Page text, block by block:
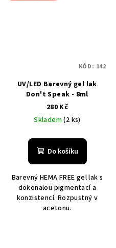
UV/LED Barevný gel lak
Don't Speak - 8ml
280 Kč
Skladem(2 ks)
Do košíku
Barevný HEMA FREE gel lak s
dokonalou pigmentací a
konzistencí. Rozpustný v
acetonu.
KÓD: 142